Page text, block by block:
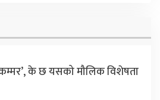
के छ यसको मौलिक विशेषता